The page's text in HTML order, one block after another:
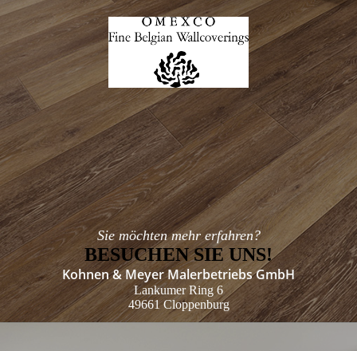
Sie möchten mehr erfahren?
BESUCHEN SIE UNS!
Kohnen & Meyer Malerbetriebs GmbH
Lankumer Ring 6
49661 Cloppenburg